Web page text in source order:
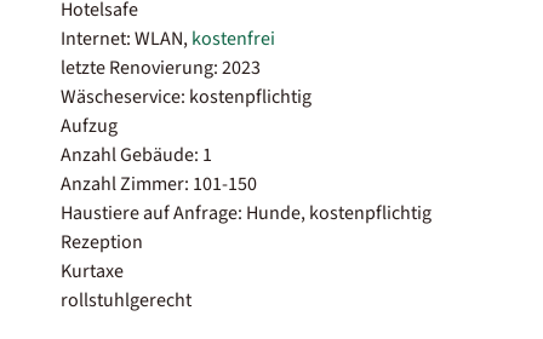
Hotelsafe
Internet: WLAN,kostenfrei
letzte Renovierung: 2023
Wäscheservice: kostenpflichtig
Aufzug
Anzahl Gebäude: 1
Anzahl Zimmer: 101-150
Haustiere auf Anfrage: Hunde, kostenpflichtig
Rezeption
Kurtaxe
rollstuhlgerecht